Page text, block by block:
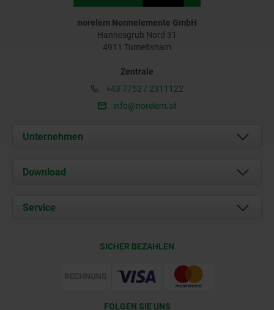
norelem Normelemente GmbH
Hannesgrub Nord 31
4911 Tumeltsham
Zentrale
+43 7752 / 2311122
info@norelem.at
Unternehmen
Über uns
Kontakt
Download
Dokumente
Service
SICHER BEZAHLEN
FOLGEN SIE UNS